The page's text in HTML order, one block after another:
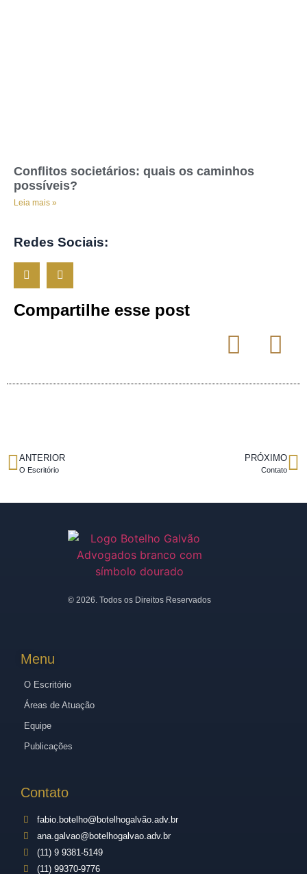
Conflitos societários: quais os caminhos
possíveis?
Leia mais »
Redes Sociais:
Compartilhe esse post
ANTERIOR
O Escritório
PRÓXIMO
Contato
©2026. Todos os Direitos Reservados
Menu
O Escritório
Áreas de Atuação
Equipe
Publicações
Contato
fabio.botelho@botelhogalvão.adv.br
ana.galvao@botelhogalvao.adv.br
(11) 9 9381-5149
(11) 99370-9776